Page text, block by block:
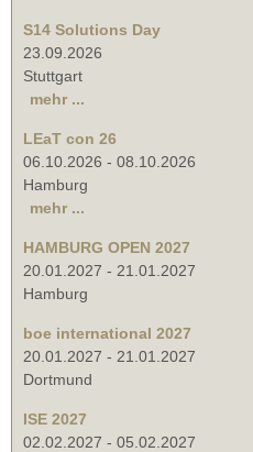
S14 Solutions Day
23.09.2026
Stuttgart
mehr ...
LEaT con 26
06.10.2026 - 08.10.2026
Hamburg
mehr ...
HAMBURG OPEN 2027
20.01.2027 - 21.01.2027
Hamburg
boe international 2027
20.01.2027 - 21.01.2027
Dortmund
ISE 2027
02.02.2027 - 05.02.2027